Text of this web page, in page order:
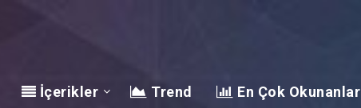
İçerikler Trend En Çok Okunanlar